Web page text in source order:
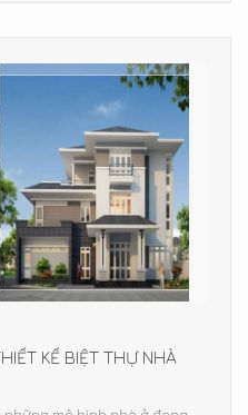
KẾ BIỆT THỰ NHÀ